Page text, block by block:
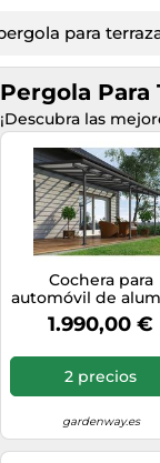
Pergola Para
¡Descubra las
Cochera para
automóvil de
Feria Palram -
3 x 6,1 m gris
1.990,00 €
2 precios
gardenway.es